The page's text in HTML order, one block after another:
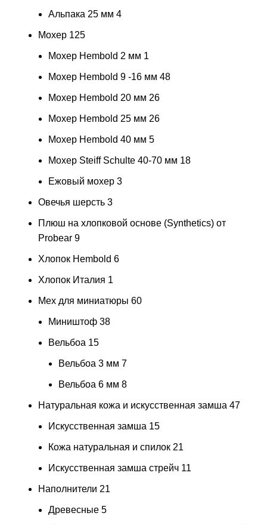
Альпака 25 мм 4
Мохер 125
Мохер Hembold 2 мм 1
Мохер Hembold 9 -16 мм 48
Мохер Hembold 20 мм 26
Мохер Hembold 25 мм 26
Мохер Hembold 40 мм 5
Мохер Steiff Schulte 40-70 мм 18
Ежовый мохер 3
Овечья шерсть 3
Плюш на хлопковой основе (Synthetics) от
Probear 9
Хлопок Hembold 6
Хлопок Италия 1
Мех для миниатюры 60
Миништоф 38
Вельбоа 15
Вельбоа 3 мм 7
Вельбоа 6 мм 8
Натуральная кожа и искусственная замша 47
Искусственная замша 15
Кожа натуральная и спилок 21
Искусственная замша стрейч 11
Наполнители 21
Древесные 5